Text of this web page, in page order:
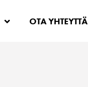
OTA YHTEYTTÄ